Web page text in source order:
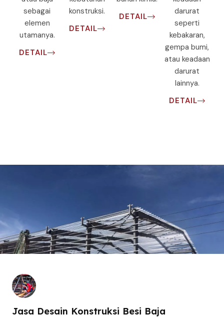
sebagai
elemen
utamanya.
DETAIL
konstruksi.
DETAIL
DETAIL
darurat
seperti
kebakaran,
gempa bumi,
atau keadaan
darurat
lainnya.
DETAIL
Jasa Desain Konstruksi Besi Baja